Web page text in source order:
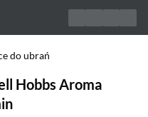
do ubrań
Hobbs Aroma